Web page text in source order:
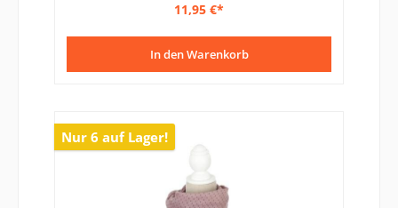
11,95 €*
In den Warenkorb
Nur 6 auf Lager!